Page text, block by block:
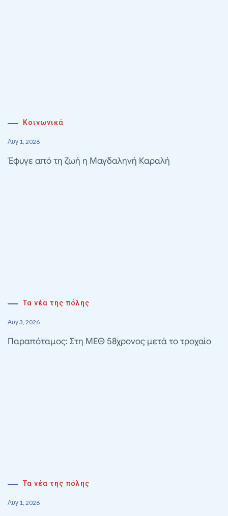
Κοινωνικά
Αυγ 1, 2026
Έφυγε από τη ζωή η Μαγδαληνή Καραλή
Τα νέα της πόλης
Αυγ 3, 2026
Παραπόταμος: Στη ΜΕΘ 58χρονος μετά το τροχαίο
Τα νέα της πόλης
Αυγ 1, 2026